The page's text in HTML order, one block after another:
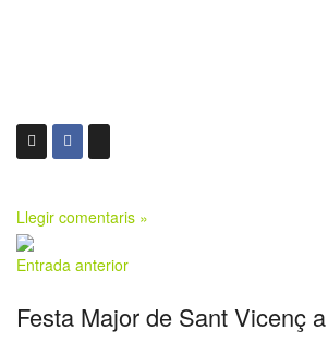
Llegir comentaris »
Entrada anterior
Festa Major de Sant Vicenç a